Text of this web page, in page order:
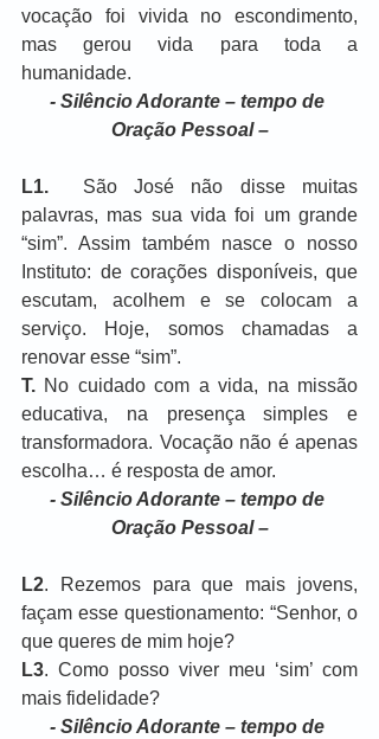
vocação foi vivida no escondimento,
mas gerou vida para toda a
humanidade.
- Silêncio Adorante – tempo de
Oração Pessoal –
L1.
São José não disse muitas
palavras, mas sua vida foi um grande
“sim”. Assim também nasce o nosso
Instituto: de corações disponíveis, que
escutam, acolhem e se colocam a
serviço. Hoje, somos chamadas a
renovar esse “sim”.
T. No cuidado com a vida, na missão
educativa, na presença simples e
transformadora. Vocação não é apenas
escolha… é resposta de amor.
- Silêncio Adorante – tempo de
Oração Pessoal –
L2. Rezemos para que mais jovens,
façam esse questionamento: “Senhor, o
que queres de mim hoje?
L3. Como posso viver meu ‘sim’ com
mais fidelidade?
- Silêncio Adorante – tempo de